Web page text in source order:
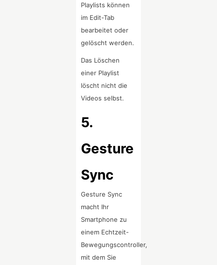
Playlists können
im Edit-Tab
bearbeitet oder
gelöscht werden.
Das Löschen
einer Playlist
löscht nicht die
Videos selbst.
5.
Gesture
Sync
Gesture Sync
macht Ihr
Smartphone zu
einem Echtzeit-
Bewegungscontroller,
mit dem Sie